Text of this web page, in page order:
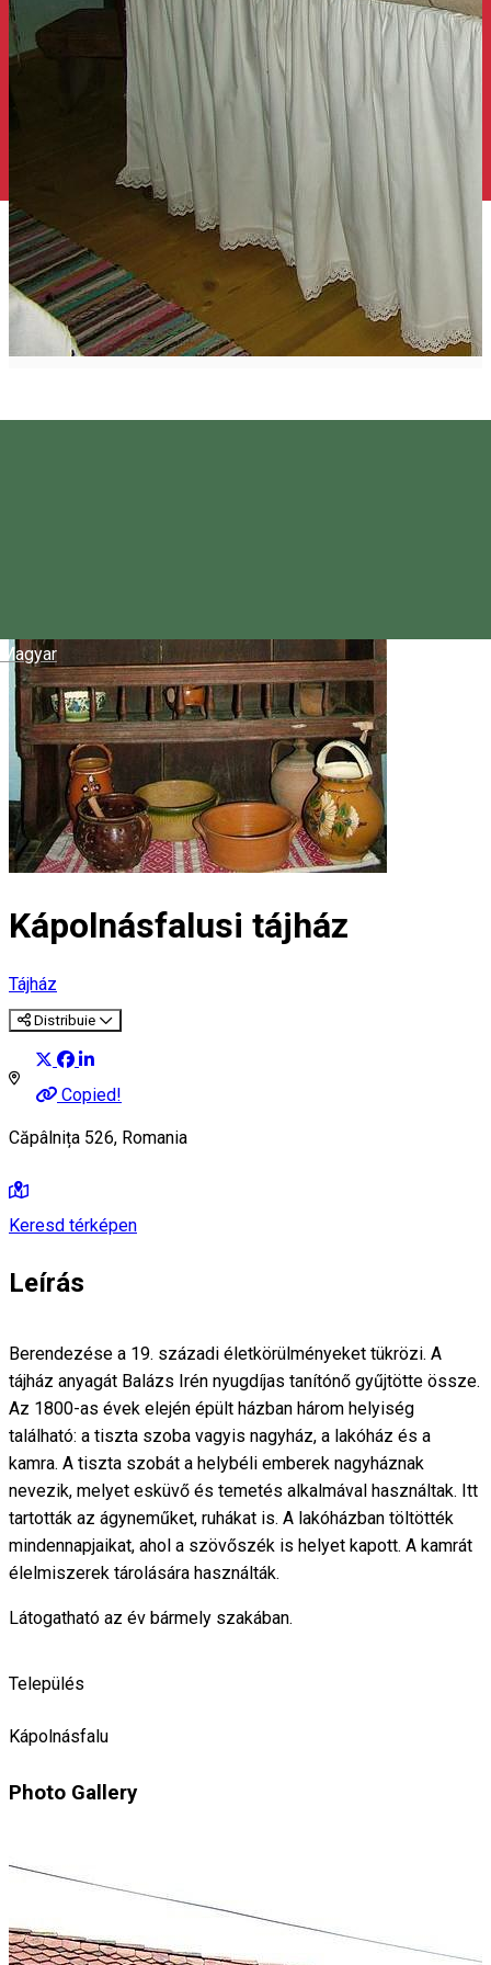
Magyar
Kápolnásfalusi tájház
Tájház
Distribuie
Copied!
Căpâlnița 526, Romania
Keresd térképen
Leírás
Berendezése a 19. századi életkörülményeket tükrözi. A
tájház anyagát Balázs Irén nyugdíjas tanítónő gyűjtötte össze.
Az 1800-as évek elején épült házban három helyiség
található: a tiszta szoba vagyis nagyház, a lakóház és a
kamra. A tiszta szobát a helybéli emberek nagyháznak
nevezik, melyet esküvő és temetés alkalmával használtak. Itt
tartották az ágyneműket, ruhákat is. A lakóházban töltötték
mindennapjaikat, ahol a szövőszék is helyet kapott. A kamrát
élelmiszerek tárolására használták.
Látogatható az év bármely szakában.
Település
Kápolnásfalu
Photo Gallery